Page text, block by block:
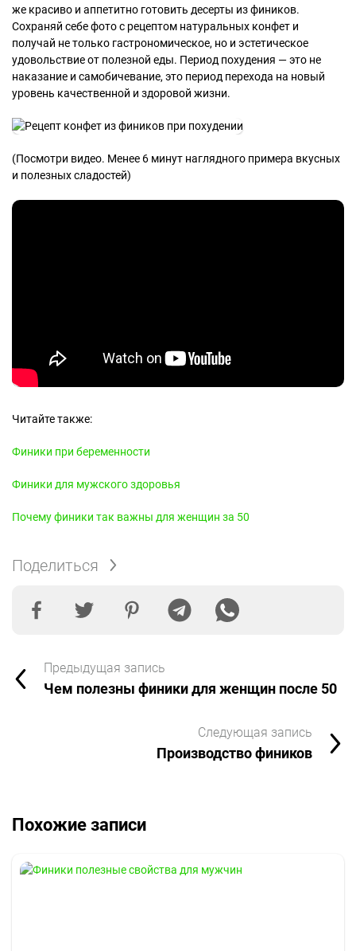
же красиво и аппетитно готовить десерты из фиников.
Сохраняй себе фото с рецептом натуральных конфет и
получай не только гастрономическое, но и эстетическое
удовольствие от полезной еды. Период похудения — это не
наказание и самобичевание, это период перехода на новый
уровень качественной и здоровой жизни.
(Посмотри видео. Менее 6 минут наглядного примера вкусных
и полезных сладостей)
Читайте также:
Финики при беременности
Финики для мужского здоровья
Почему финики так важны для женщин за 50
Поделиться
Предыдущая запись
Чем полезны финики для женщин после 50
Следующая запись
Производство фиников
Похожие записи